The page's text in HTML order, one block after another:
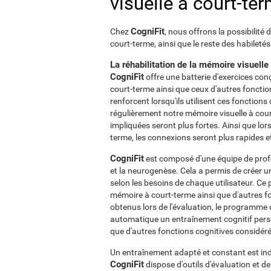
ChezCogniFit, nous offrons la possibilité
court-terme, ainsi que le reste des
La réhabilitation de la mémoire
CogniFitoffre une batterie d'exercices
court-terme ainsi que ceux d'autres
renforcent lorsqu'ils utilisent ces fonctions
régulièrement notre mémoire visuelle à
impliquées seront plus fortes. Ainsi que
terme, les connexions seront plus rapides
CogniFitest composé d'une équipe de
et la neurogenèse. Cela a permis de créer
selon les besoins de chaque utilisateur.
mémoire à court-terme ainsi que d'autres
obtenus lors de l'évaluation, le
automatique un entraînement cognitif
que d'autres fonctions cognitives
Un entraînement adapté et constant est
CogniFitdispose d'outils d'évaluation et